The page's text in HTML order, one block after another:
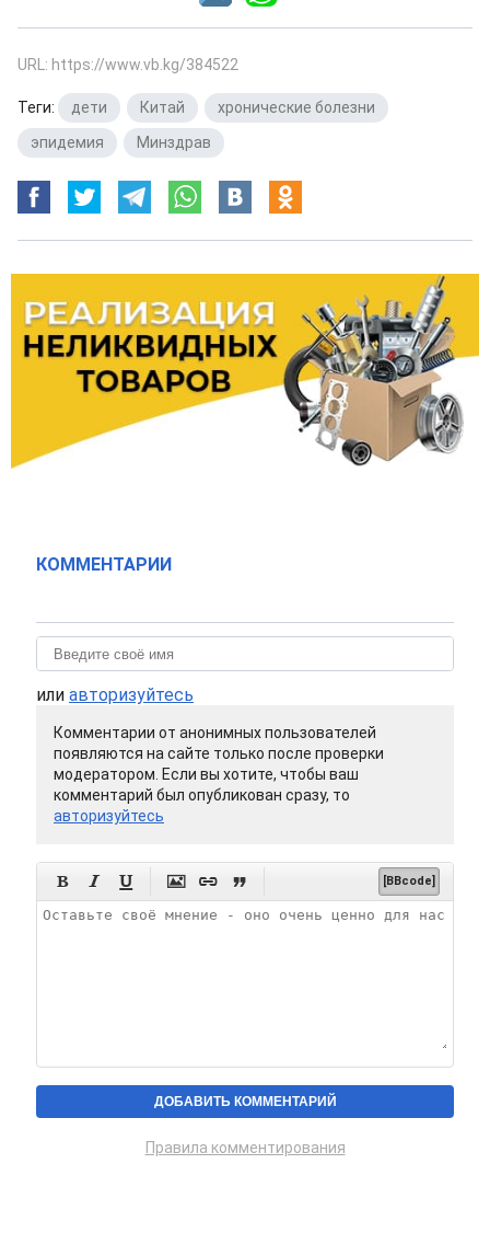
URL: https://www.vb.kg/384522
Теги: дети Китай хронические болезни
эпидемия
Минздрав
КОММЕНТАРИИ
или авторизуйтесь
Комментарии от анонимных пользователей
появляются на сайте только после проверки
модератором. Если вы хотите, чтобы ваш
комментарий был опубликован сразу, то
авторизуйтесь
      [BBcode]
Правила комментирования